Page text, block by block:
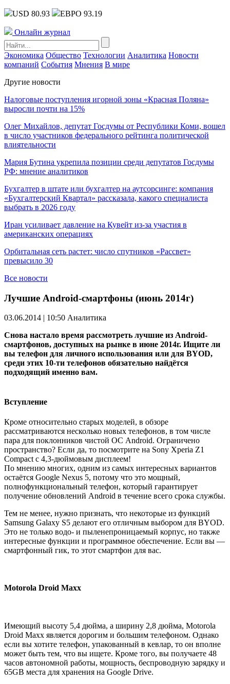
USD 80.93 ЕВРО 93.19
Онлайн журнал
Экономика Общество Технологии Аналитика Новости
компаний События Мнения В мире
Другие новости
Налоговые поступления игорной зоны «Красная Поляна»
выросли почти на 15%
Олег Михайлов, депутат Госдумы от Республики Коми, вошел
в число участников федерального рейтинга политической
влиятельности
Мария Бутина укрепила позиции среди депутатов Госдумы
РФ: мнение аналитиков
Бухгалтер в штате или бухгалтер на аутсорсинге: компания
«Бухгалтерский Квартал» рассказала, какого специалиста
выбрать в 2026 году
Иран усиливает давление на Кувейт из-за участия в
американских операциях
Орбитальная сеть растет: число спутников «Рассвет»
превысило 30
Все новости
Лучшие Android-смартфоны (июнь 2014г)
03.06.2014 | 10:50 Аналитика
Снова настало время рассмотреть лучшие из Android-
смартфонов, доступных на рынке в июне 2014г. Ищите ли
вы телефон для личного использования или для BYOD,
среди этих 10-ти телефонов обязательно найдётся
подходящий именно вам.
Вступление
Кроме относительно старых моделей, в обзоре
рассматриваются несколько новых телефонов, в том числе
пара для поклонников чистой ОС Android. Ограничено
пространство? Если да, то посмотрите на Sony Xperia Z1
Compact с 4,3-дюймовым дисплеем!
По мнению многих, одним из самых интересных вариантов
остаётся Google Nexus 5, потому что это мощный,
полнофункциональный телефон, который гарантирует
получение обновлений Android в течение всего срока службы.
Тем не менее, нужно признать, что некоторые из функций
Samsung Galaxy S5 делают его отличным выбором для BYOD.
Это не только водо- и пыленепроницаемый корпус, но также
интересные функции и программное обеспечение. Если вы —
смартфонный гик, то этот смартфон для вас.
Motorola Droid Maxx
Имеющий высоту 5,4 дюйма, а ширину 2,8 дюйма, Motorola
Droid Maxx является дорогим и большим телефоном. Однако
если вы хотите телефон, упакованный в кевлар, то он вполне
может быть тем, что вы ищете. Кроме того, вы получаете 48
часов автономной работы, мощность, беспроводную зарядку и
65GB места для хранения на Google Drive.